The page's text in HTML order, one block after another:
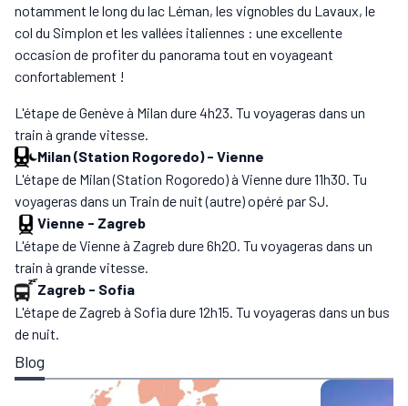
notamment le long du lac Léman, les vignobles du Lavaux, le
col du Simplon et les vallées italiennes : une excellente
occasion de profiter du panorama tout en voyageant
confortablement !
L'étape de Genève à Milan dure 4h23. Tu voyageras dans un
train à grande vitesse.
Milan (Station Rogoredo)- Vienne
L'étape de Milan (Station Rogoredo) à Vienne dure 11h30. Tu
voyageras dans un Train de nuit (autre) opéré par SJ.
Vienne - Zagreb
L'étape de Vienne à Zagreb dure 6h20. Tu voyageras dans un
train à grande vitesse.
Zagreb - Sofia
L'étape de Zagreb à Sofia dure 12h15. Tu voyageras dans un bus
de nuit.
Blog